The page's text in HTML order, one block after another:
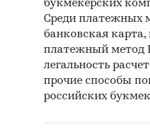
букмекерских
Среди платежных
банковская
платежный
легальность
прочие способы
российских